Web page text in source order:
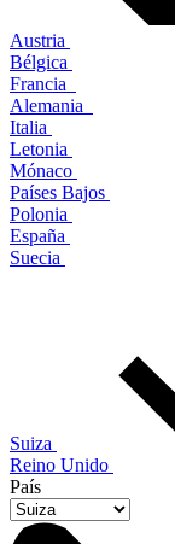
Austria
Bélgica
Francia
Alemania
Italia
Letonia
Mónaco
Países Bajos
Polonia
España
Suecia
Suiza
Reino Unido
País